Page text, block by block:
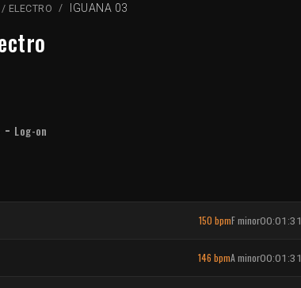
ELECTRO IGUANA 03
- Log-on
150 bpmF minor00:01:31
146 bpmA minor00:01:31